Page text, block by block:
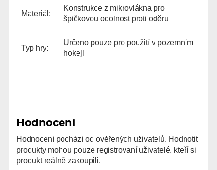
Materiál:
Konstrukce z mikrovlákna pro
špičkovou odolnost proti oděru
Typ hry:
Určeno pouze pro použití v pozemním
hokeji
Hodnocení
Hodnocení pochází od ověřených uživatelů. Hodnotit
produkty mohou pouze registrovaní uživatelé, kteří si
produkt reálně zakoupili.